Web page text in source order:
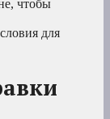
чтобы
для